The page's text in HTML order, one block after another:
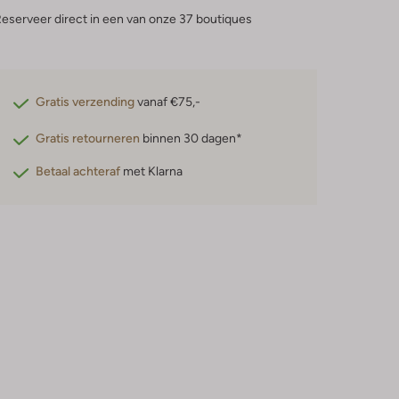
direct in een van onze 37 boutiques
Gratis verzendingvanaf €75,-
Gratis retourneren binnen 30 dagen*
Betaal achteraf met Klarna